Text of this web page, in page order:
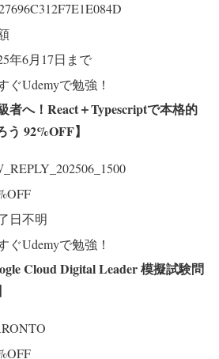
年6月17日まで
ぐUdemyで勉強！
者へ！React＋Typescriptで本格的
92%OFF】
日不明
ぐUdemyで勉強！
Cloud Digital Leader 模擬試験問